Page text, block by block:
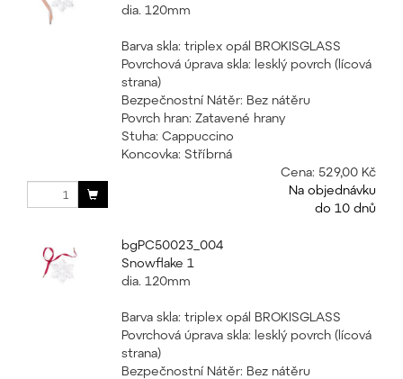
dia. 120mm
Barva skla: triplex opál BROKISGLASS
Povrchová úprava skla: lesklý povrch (lícová
strana)
Bezpečnostní Nátěr: Bez nátěru
Povrch hran: Zatavené hrany
Stuha: Cappuccino
Koncovka: Stříbrná
Cena: 529,00 Kč
Na objednávku
do 10 dnů
bgPC50023_004
Snowflake 1
dia. 120mm
Barva skla: triplex opál BROKISGLASS
Povrchová úprava skla: lesklý povrch (lícová
strana)
Bezpečnostní Nátěr: Bez nátěru